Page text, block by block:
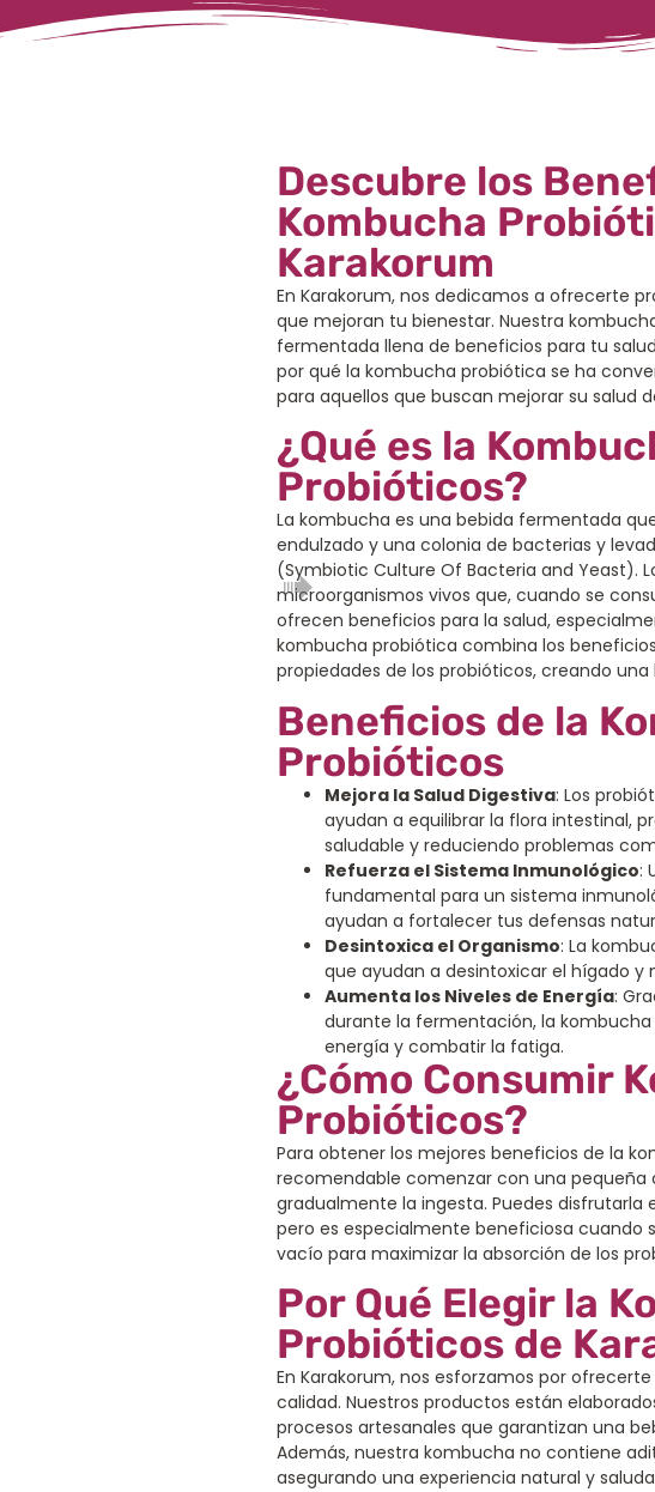
Descubre los
Kombucha
Karakorum
En Karakorum, nos dedicamos a ofrecerte
que mejoran tu bienestar. Nuestra
fermentada llena de beneficios para tu
por qué la kombucha probiótica se ha
para aquellos que buscan mejorar su salud
¿Qué es la
Probióticos?
La kombucha es una bebida fermentada
endulzado y una colonia de bacterias y
(Symbiotic Culture Of Bacteria and Yeast).
microorganismos vivos que, cuando se
ofrecen beneficios para la salud,
kombucha probiótica combina los
propiedades de los probióticos, creando
Beneficios de la
Probióticos
Mejora la Salud Digestiva: Los
ayudan a equilibrar la flora intestinal,
saludable y reduciendo problemas
Refuerza el Sistema Inmunológico:
fundamental para un sistema
ayudan a fortalecer tus defensas
Desintoxica el Organismo: La
que ayudan a desintoxicar el hígado
Aumenta los Niveles de Energía:
durante la fermentación, la
energía y combatir la fatiga.
¿Cómo Consumir
Probióticos?
Para obtener los mejores beneficios de la
recomendable comenzar con una
gradualmente la ingesta. Puedes
pero es especialmente beneficiosa cuando
vacío para maximizar la absorción de los
Por Qué Elegir la
Probióticos de
En Karakorum, nos esforzamos por
calidad. Nuestros productos están
procesos artesanales que garantizan una
Además, nuestra kombucha no contiene
asegurando una experiencia natural y